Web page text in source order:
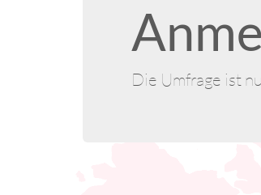
Die Umfrage ist